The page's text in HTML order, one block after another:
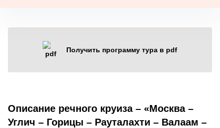
Получить программу тура в pdf
Описание речного круиза – «Москва –
Углич – Горицы – Рауталахти – Валаам –